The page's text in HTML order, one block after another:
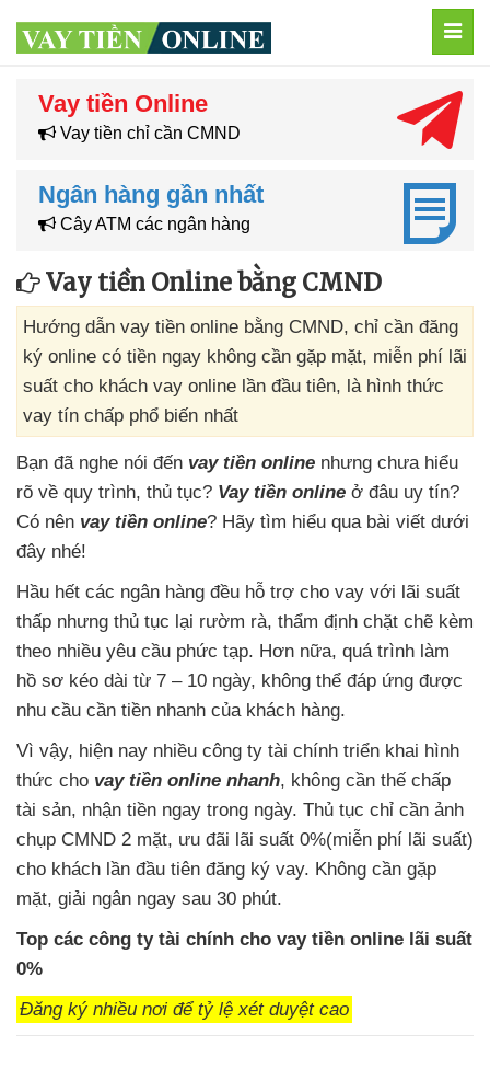
Vay tiền Online
Vay tiền chỉ cần CMND
Ngân hàng gần nhất
Cây ATM các ngân hàng
Vay tiền Online bằng CMND
Hướng dẫn vay tiền online bằng CMND, chỉ cần đăng
ký online có tiền ngay không cần gặp mặt, miễn phí lãi
suất cho khách vay online lần đầu tiên, là hình thức
vay tín chấp phổ biến nhất
Bạn đã nghe nói đến vay tiền online nhưng chưa hiểu
rõ về quy trình, thủ tục? Vay tiền online ở đâu uy tín?
Có nên vay tiền online? Hãy tìm hiểu qua bài viết dưới
đây nhé!
Hầu hết các ngân hàng đều hỗ trợ cho vay với lãi suất
thấp nhưng thủ tục lại rườm rà, thẩm định chặt chẽ kèm
theo nhiều yêu cầu phức tạp. Hơn nữa, quá trình làm
hồ sơ kéo dài từ 7 – 10 ngày, không thể đáp ứng được
nhu cầu cần tiền nhanh của khách hàng.
Vì vậy, hiện nay nhiều công ty tài chính triển khai hình
thức cho vay tiền online nhanh, không cần thế chấp
tài sản, nhận tiền ngay trong ngày. Thủ tục chỉ cần ảnh
chụp CMND 2 mặt, ưu đãi lãi suất 0%(miễn phí lãi suất)
cho khách lần đầu tiên đăng ký vay. Không cần gặp
mặt, giải ngân ngay sau 30 phút.
Top các công ty tài chính cho vay tiền online lãi suất
0%
Đăng ký nhiều nơi để tỷ lệ xét duyệt cao